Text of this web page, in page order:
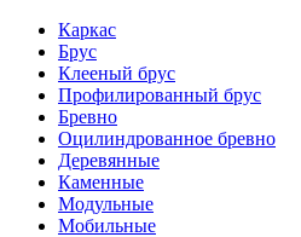
Каркас
Брус
Клееный брус
Профилированный брус
Бревно
Оцилиндрованное бревно
Деревянные
Каменные
Модульные
Мобильные